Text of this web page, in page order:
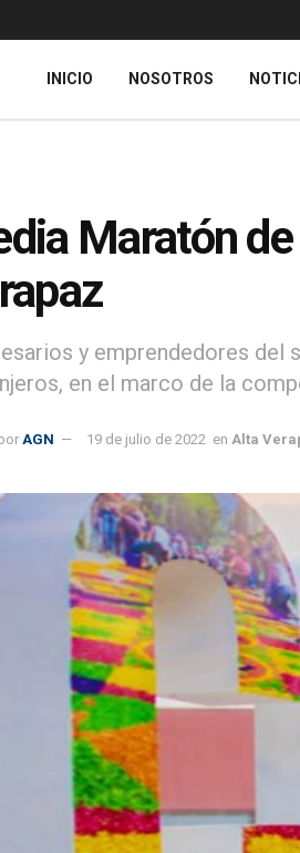
INICIO NOSOTROS
Maratón
y emprendedores del
en el marco de la
AGN 19 de julio de 2022 en Alta